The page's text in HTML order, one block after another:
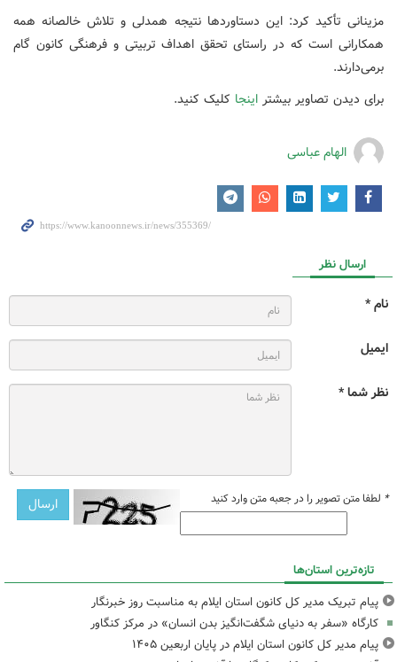
مزینانی تأکید کرد: این دستاوردها نتیجه همدلی و تلاش خالصانه همه
همکارانی است که در راستای تحقق اهداف تربیتی و فرهنگی کانون گام
برمی‌دارند.
برای دیدن تصاویر بیشتر اینجا کلیک کنید.
الهام عباسی
ارسال نظر
نام *
ایمیل
نظر شما *
* لطفا متن تصویر را در جعبه متن وارد کنید
تازه‌ترین استان‌ها
پیام تبریک مدیر کل کانون استان ایلام به مناسبت روز خبرنگار
کارگاه «سفر به دنیای شگفت‌انگیز بدن انسان» در مرکز کنگاور
پیام مدیر کل کانون استان ایلام در پایان اربعین ۱۴۰۵